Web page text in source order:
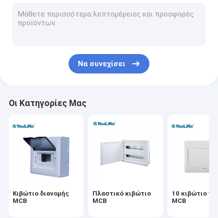
Περίφραξη πινάκων διανομής
Ισοδυναμικό κιβώτιο
Να συνεχίσει
Οι Κατηγορίες Μας
Κιβώτιο διανομής
MCB
Πλαστικό κιβώτιο
MCB
10 κιβώτιο
MCB